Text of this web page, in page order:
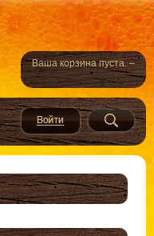
Ваша корзина пуста. –